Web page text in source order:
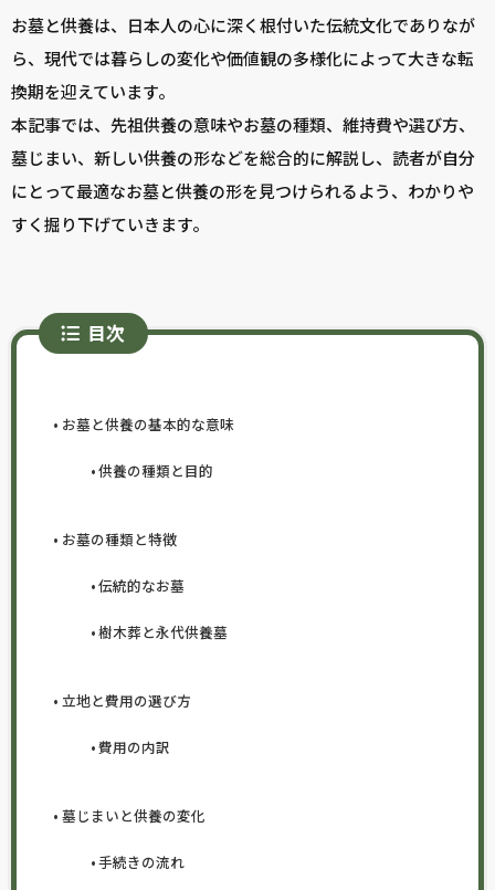
お墓と供養は、日本人の心に深く根付いた伝統文化でありなが
ら、現代では暮らしの変化や価値観の多様化によって大きな転
換期を迎えています。
本記事では、先祖供養の意味やお墓の種類、維持費や選び方、
墓じまい、新しい供養の形などを総合的に解説し、読者が自分
にとって最適なお墓と供養の形を見つけられるよう、わかりや
すく掘り下げていきます。
目次
お墓と供養の基本的な意味
供養の種類と目的
お墓の種類と特徴
伝統的なお墓
樹木葬と永代供養墓
立地と費用の選び方
費用の内訳
墓じまいと供養の変化
手続きの流れ